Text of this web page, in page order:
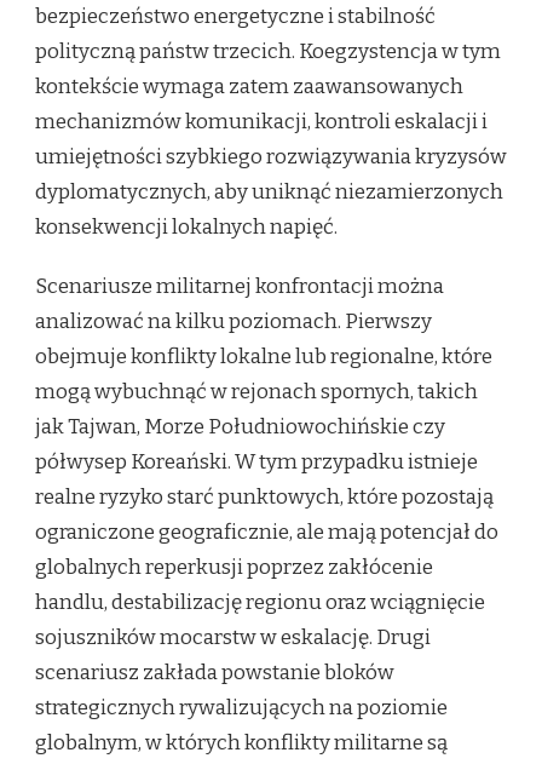
bezpieczeństwo energetyczne i stabilność
polityczną państw trzecich. Koegzystencja w tym
kontekście wymaga zatem zaawansowanych
mechanizmów komunikacji, kontroli eskalacji i
umiejętności szybkiego rozwiązywania kryzysów
dyplomatycznych, aby uniknąć niezamierzonych
konsekwencji lokalnych napięć.
Scenariusze militarnej konfrontacji można
analizować na kilku poziomach. Pierwszy
obejmuje konflikty lokalne lub regionalne, które
mogą wybuchnąć w rejonach spornych, takich
jak Tajwan, Morze Południowochińskie czy
półwysep Koreański. W tym przypadku istnieje
realne ryzyko starć punktowych, które pozostają
ograniczone geograficznie, ale mają potencjał do
globalnych reperkusji poprzez zakłócenie
handlu, destabilizację regionu oraz wciągnięcie
sojuszników mocarstw w eskalację. Drugi
scenariusz zakłada powstanie bloków
strategicznych rywalizujących na poziomie
globalnym, w których konflikty militarne są